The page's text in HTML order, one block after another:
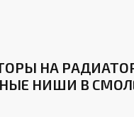
НА
НИШИ В